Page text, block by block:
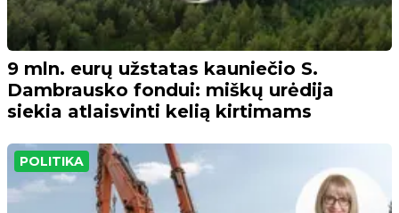
9 mln. eurų užstatas kauniečio S.
Dambrausko fondui: miškų urėdija
siekia atlaisvinti kelią kirtimams
POLITIKA